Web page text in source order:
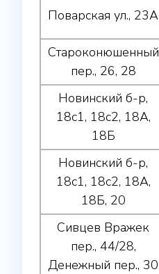
Поварская ул., 23А
Староконюшенный
пер., 26, 28
Новинский б-р,
18с1, 18с2, 18А,
18Б
Новинский б-р,
18с1, 18с2, 18А,
18Б, 20
Сивцев Вражек
пер., 44/28,
Денежный пер., 30